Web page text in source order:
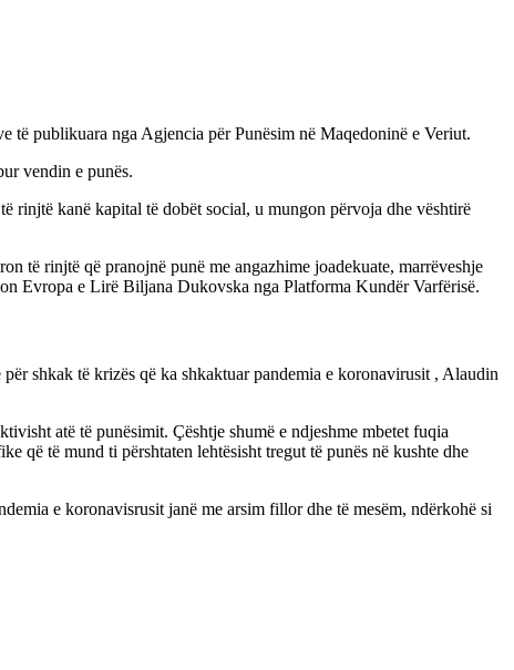
të publikuara nga Agjencia për Punësim në Maqedoninë e Veriut.
vendin e punës.
rinjtë kanë kapital të dobët social, u mungon përvoja dhe vështirë
të rinjtë që pranojnë punë me angazhime joadekuate, marrëveshje
Evropa e Lirë Biljana Dukovska nga Platforma Kundër Varfërisë.
shkak të krizës që ka shkaktuar pandemia e koronavirusit , Alaudin
atë të punësimit. Çështje shumë e ndjeshme mbetet fuqia
që të mund ti përshtaten lehtësisht tregut të punës në kushte dhe
e koronavisrusit janë me arsim fillor dhe të mesëm, ndërkohë si